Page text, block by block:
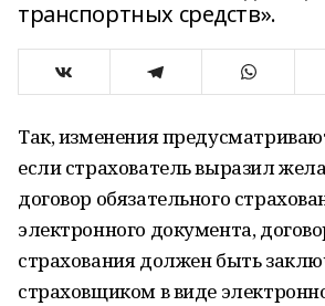
транспортных средств».
Так, изменения
если страхователь выразил
договор обязательного
электронного документа,
страхования должен быть
страховщиком в виде